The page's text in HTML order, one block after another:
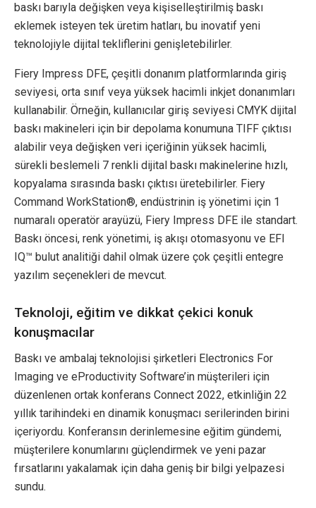
baskı barıyla değişken veya kişiselleştirilmiş baskı
eklemek isteyen tek üretim hatları, bu inovatif yeni
teknolojiyle dijital tekliflerini genişletebilirler.
Fiery Impress DFE, çeşitli donanım platformlarında giriş
seviyesi, orta sınıf veya yüksek hacimli inkjet donanımları
kullanabilir. Örneğin, kullanıcılar giriş seviyesi CMYK dijital
baskı makineleri için bir depolama konumuna TIFF çıktısı
alabilir veya değişken veri içeriğinin yüksek hacimli,
sürekli beslemeli 7 renkli dijital baskı makinelerine hızlı,
kopyalama sırasında baskı çıktısı üretebilirler. Fiery
Command WorkStation®, endüstrinin iş yönetimi için 1
numaralı operatör arayüzü, Fiery Impress DFE ile standart.
Baskı öncesi, renk yönetimi, iş akışı otomasyonu ve EFI
IQ™ bulut analitiği dahil olmak üzere çok çeşitli entegre
yazılım seçenekleri de mevcut.
Teknoloji, eğitim ve dikkat çekici konuk
konuşmacılar
Baskı ve ambalaj teknolojisi şirketleri Electronics For
Imaging ve eProductivity Software’in müşterileri için
düzenlenen ortak konferans Connect 2022, etkinliğin 22
yıllık tarihindeki en dinamik konuşmacı serilerinden birini
içeriyordu. Konferansın derinlemesine eğitim gündemi,
müşterilere konumlarını güçlendirmek ve yeni pazar
fırsatlarını yakalamak için daha geniş bir bilgi yelpazesi
sundu.